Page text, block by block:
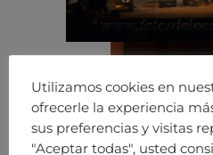
Utilizamos cookies en
ofrecerle la experiencia
sus preferencias y visitas
"Aceptar todas", usted